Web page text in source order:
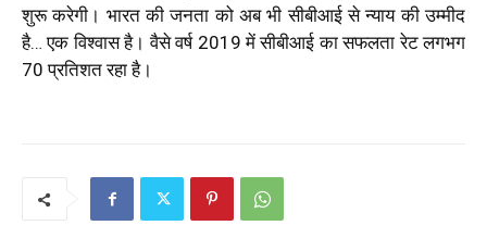
शुरू करेगी। भारत की जनता को अब भी सीबीआई से न्याय की उम्मीद
है… एक विश्वास है। वैसे वर्ष 2019 में सीबीआई का सफलता रेट लगभग
70 प्रतिशत रहा है।